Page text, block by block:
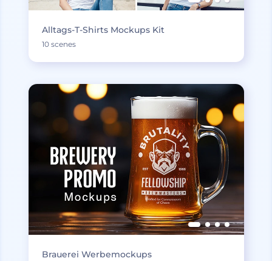
Alltags-T-Shirts Mockups Kit
10 scenes
Brauerei Werbemockups